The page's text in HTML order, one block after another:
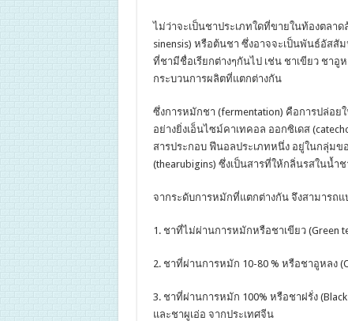
ไม่ว่าจะเป็นชาประเภทใดที่ขายในท้องตลา
sinensis) หรือต้นชา ซึ่งอาจจะเป็นพันธ์อัส
ที่ชามีชื่อเรียกต่างๆกันไป เช่น ชาเขียว ชาอู
กระบวนการผลิตที่แตกต่างกัน
ซึ่งการหมักชา (fermentation) คือการปล่อย
อย่างยิ่งเอ็นไซม์คาเทคอล ออกซิเดส
สารประกอบ ฟีนอลประเภทหนึ่ง อยู่ในกลุ่มข
(thearubigins) ซึ่งเป็นสารที่ให้กลิ่นรสในน้ำ
จากระดับการหมักที่แตกต่างกัน จึงสามารถแ
1. ชาที่ไม่ผ่านการหมักหรือชาเขียว (Green
2. ชาที่ผ่านการหมัก 10-80 % หรือชาอูหลง
3. ชาที่ผ่านการหมัก 100% หรือชาฝรั่ง
และชาผูเอ่อ จากประเทศจีน